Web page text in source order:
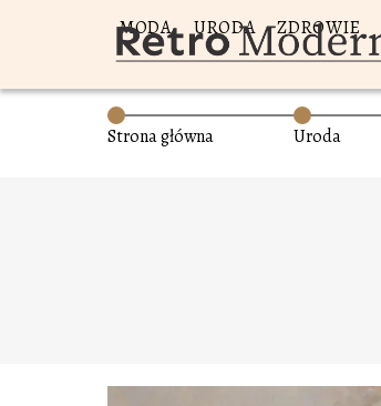
MODA URODA ZDROWIE
Strona główna Uroda